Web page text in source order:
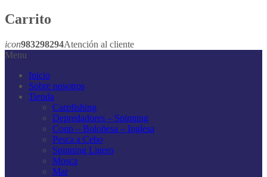
Carrito
icon983298294Atención al cliente
Menu
Inicio
Sobre nosotros
Tienda
Carpfishing
Depredadores – Spinning
Coup – Boloñesa – Inglesa
Pesca a Cebo
Spinning Ligero
Mosca
Mar